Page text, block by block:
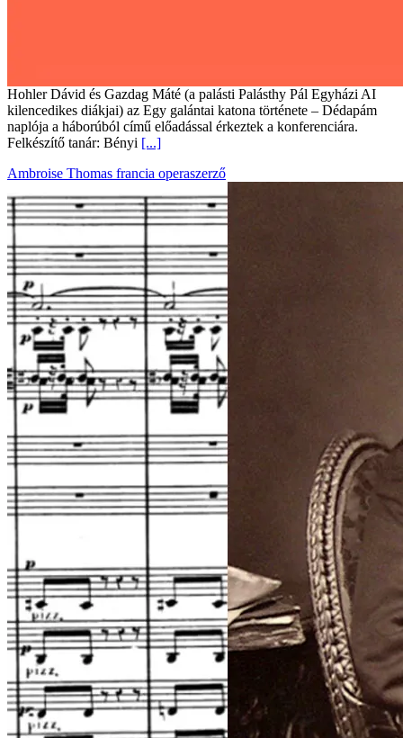
Hohler Dávid és Gazdag Máté (a palásti Palásthy Pál Egyházi AI
kilencedikes diákjai) az Egy galántai katona története – Dédapám
naplója a háborúból című előadással érkeztek a konferenciára.
Felkészítő tanár: Bényi [...]
Ambroise Thomas francia operaszerző